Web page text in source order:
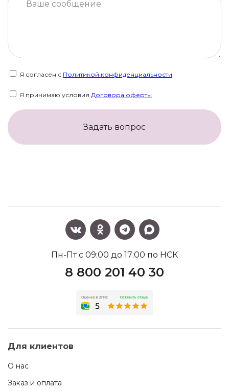
Я согласен с Политикой конфиденциальности
Я принимаю условия Договора оферты
Задать вопрос
Пн-Пт с 09:00 до 17:00 по НСК
8 800 201 40 30
Для клиентов
О нас
Заказ и оплата